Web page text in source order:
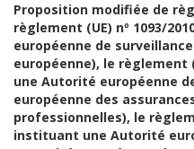
Proposition modifiée de
règlement (UE) nº 1093/
européenne de
européenne), le règlement
une Autorité européenne
européenne des
professionnelles), le
instituant une Autorité